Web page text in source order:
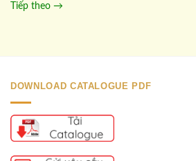
Tiếp theo →
DOWNLOAD CATALOGUE PDF